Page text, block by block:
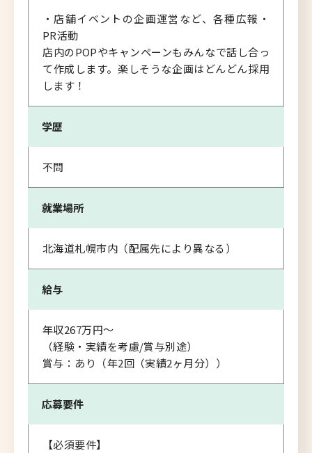
・店舗イベントの企画運営など、各種広報・
PR活動
店内のPOPやキャンペーンもみんなで話し合っ
て作成します。楽しそうな企画はどんどん採用
します！
学歴
不問
就業場所
北海道札幌市内（配属先により異なる）
給与
年収267万円～
（経験・実績を考慮/賞与別途）
賞与：あり（年2回（実績2ヶ月分））
応募要件
【必須要件】